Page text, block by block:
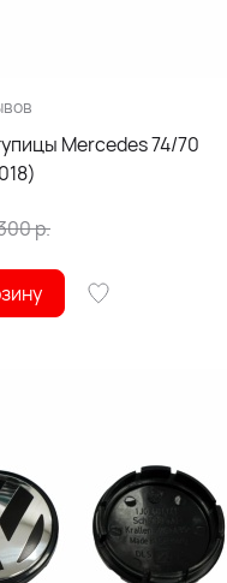
Mercedes 74/70
р.